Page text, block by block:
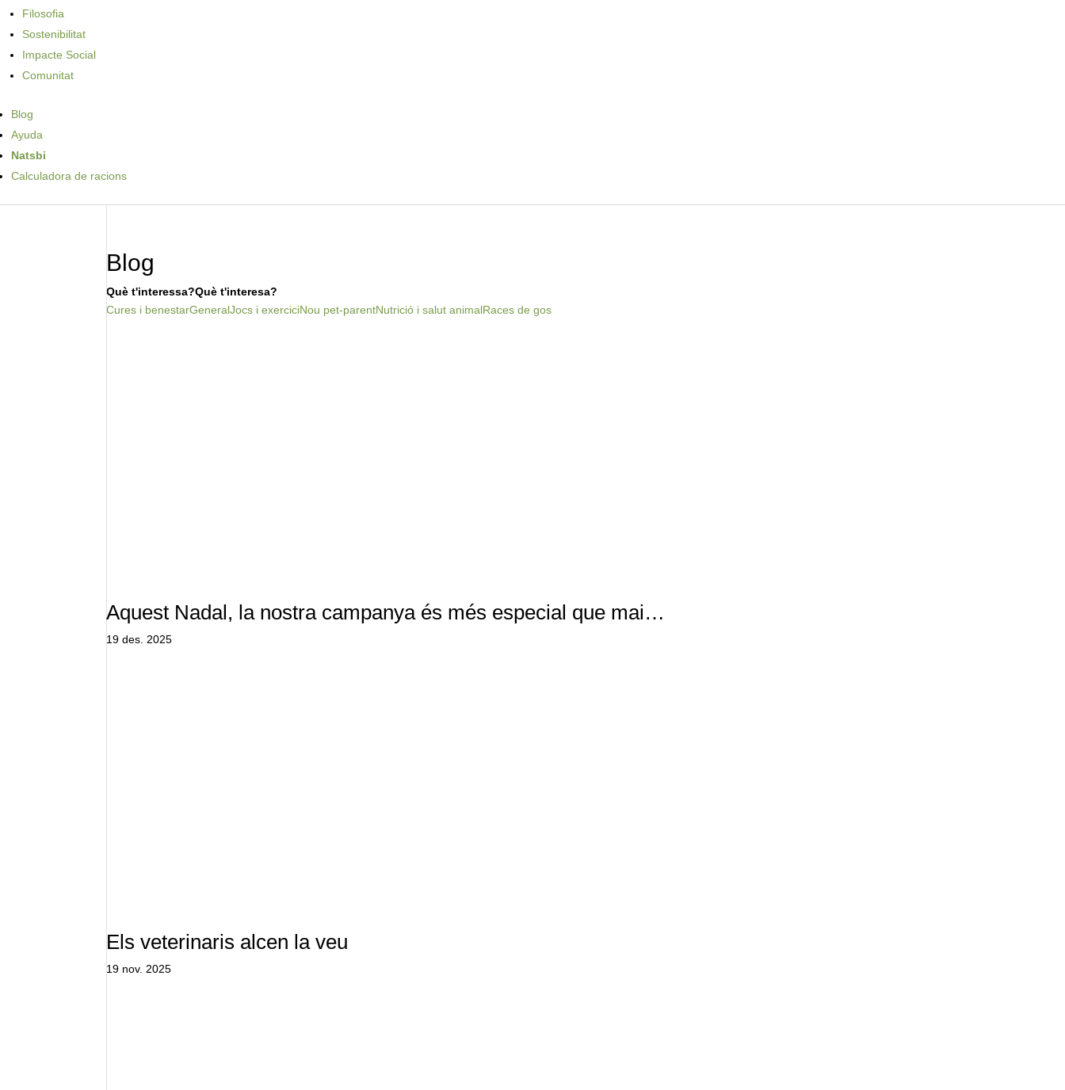
Filosofia
Sostenibilitat
Impacte Social
Comunitat
Blog
Ayuda
Natsbi
Calculadora de racions
Blog
Què t'interessa?Què t'interesa?
Cures i benestarGeneralJocs i exerciciNou pet-parentNutrició i salut animalRaces de gos
Aquest Nadal, la nostra campanya és més especial que mai…
19 des. 2025
Els veterinaris alcen la veu
19 nov. 2025